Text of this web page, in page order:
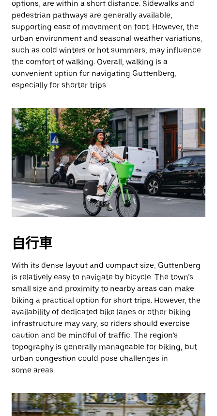
閉
行
事
曆。
options, are within a short distance. Sidewalks and
pedestrian pathways are generally available,
supporting ease of movement on foot. However, the
urban environment and seasonal weather variations,
such as cold winters or hot summers, may influence
the comfort of walking. Overall, walking is a
convenient option for navigating Guttenberg,
especially for shorter trips.
自行車
With its dense layout and compact size, Guttenberg
is relatively easy to navigate by bicycle. The town’s
small size and proximity to nearby areas can make
biking a practical option for short trips. However, the
availability of dedicated bike lanes or other biking
infrastructure may vary, so riders should exercise
caution and be mindful of traffic. The region’s
topography is generally manageable for biking, but
urban congestion could pose challenges in
some areas.